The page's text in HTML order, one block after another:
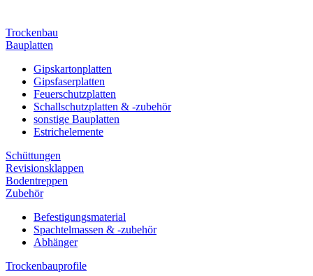
Trockenbau
Bauplatten
Gipskartonplatten
Gipsfaserplatten
Feuerschutzplatten
Schallschutzplatten & -zubehör
sonstige Bauplatten
Estrichelemente
Schüttungen
Revisionsklappen
Bodentreppen
Zubehör
Befestigungsmaterial
Spachtelmassen & -zubehör
Abhänger
Trockenbauprofile